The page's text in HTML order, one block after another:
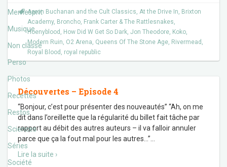
Memesprit
Musique
Non classé
Perso
Photos
Recettes
Restos
Sciences
Séries
Société
Aaron Buchanan and the Cult Classics, At the Drive In, Brixton
Academy, Broncho, Frank Carter & The Rattlesnakes,
Hoenyblood , How Did W Get So Dark, Jon Theodore, Koko,
Modern Ruin, O2 Arena, Queens Of The Stone Age, Rivermead ,
Royal Blood , royal republic
Découvertes – Episode 4
“Bonjour, c’est pour présenter des nouveautés” “Ah, on me
dit dans l’oreillette que la régularité du billet fait tâche par
rapport au débit des autres auteurs – il va falloir annuler
parce que ça la fout mal pour les autres…”
Lire la suite ›